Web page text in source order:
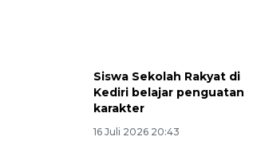
Siswa Sekolah Rakyat di
Kediri belajar penguatan
karakter
16 Juli 2026 20:43